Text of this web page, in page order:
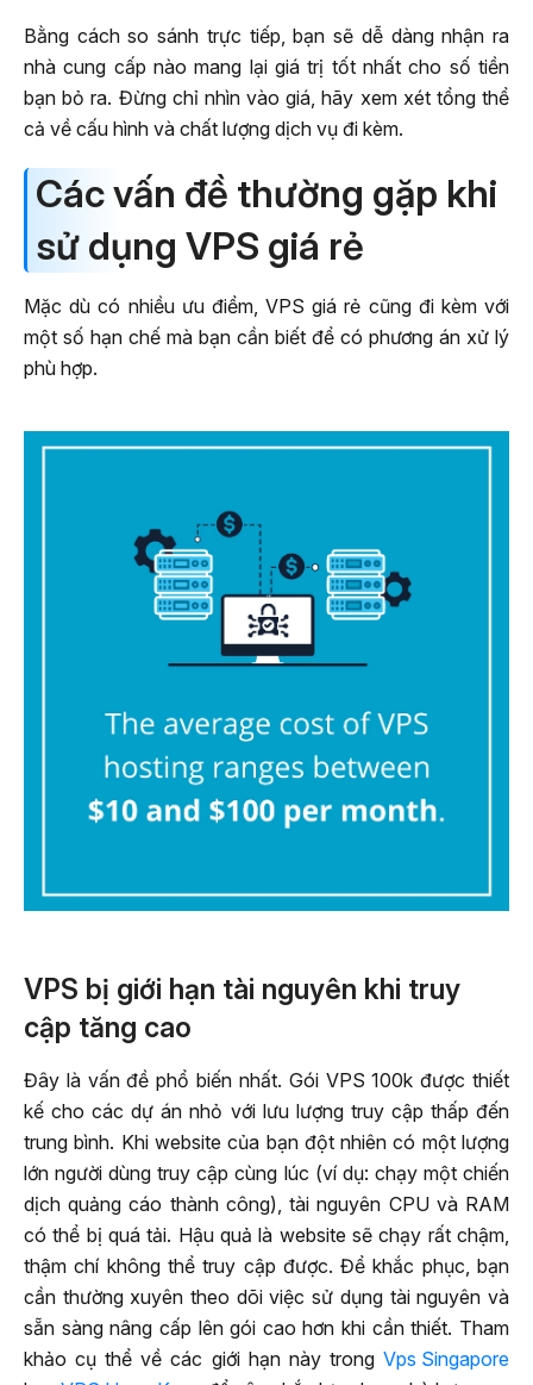
Bằng cách so sánh trực tiếp, bạn sẽ dễ dàng nhận ra
nhà cung cấp nào mang lại giá trị tốt nhất cho số tiền
bạn bỏ ra. Đừng chỉ nhìn vào giá, hãy xem xét tổng thể
cả về cấu hình và chất lượng dịch vụ đi kèm.
Các vấn đề thường gặp khi
sử dụng VPS giá rẻ
Mặc dù có nhiều ưu điểm, VPS giá rẻ cũng đi kèm với
một số hạn chế mà bạn cần biết để có phương án xử lý
phù hợp.
VPS bị giới hạn tài nguyên khi truy
cập tăng cao
Đây là vấn đề phổ biến nhất. Gói VPS 100k được thiết
kế cho các dự án nhỏ với lưu lượng truy cập thấp đến
trung bình. Khi website của bạn đột nhiên có một lượng
lớn người dùng truy cập cùng lúc (ví dụ: chạy một chiến
dịch quảng cáo thành công), tài nguyên CPU và RAM
có thể bị quá tải. Hậu quả là website sẽ chạy rất chậm,
thậm chí không thể truy cập được. Để khắc phục, bạn
cần thường xuyên theo dõi việc sử dụng tài nguyên và
sẵn sàng nâng cấp lên gói cao hơn khi cần thiết. Tham
khảo cụ thể về các giới hạn này trong Vps Singapore